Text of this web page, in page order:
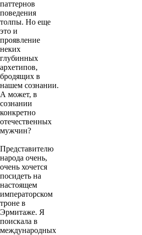
паттернов
поведения
толпы. Но еще
это и
проявление
неких
глубинных
архетипов,
бродящих в
нашем сознании.
А может, в
сознании
конкретно
отечественных
мужчин?
Представителю
народа очень,
очень хочется
посидеть на
настоящем
императорском
троне в
Эрмитаже. Я
поискала в
международных